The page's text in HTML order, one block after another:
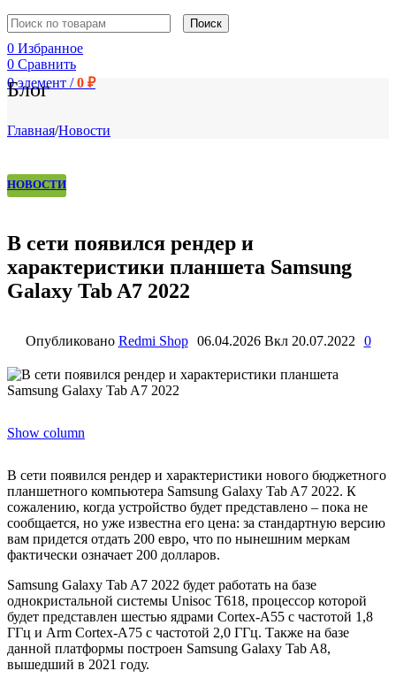
Поиск
0 Избранное
0 Сравнить
0элемент / 0 ₽
Блог
Главная/Новости
НОВОСТИ
В сети появился рендер и
характеристики планшета Samsung
Galaxy Tab A7 2022
Опубликовано Redmi Shop 06.04.2026 Вкл 20.07.2022 0
Show column
В сети появился рендер и характеристики нового бюджетного
планшетного компьютера Samsung Galaxy Tab A7 2022. К
сожалению, когда устройство будет представлено – пока не
сообщается, но уже известна его цена: за стандартную версию
вам придется отдать 200 евро, что по нынешним меркам
фактически означает 200 долларов.
Samsung Galaxy Tab A7 2022 будет работать на базе
однокристальной системы Unisoc T618, процессор которой
будет представлен шестью ядрами Cortex-A55 с частотой 1,8
ГГц и Arm Cortex-A75 с частотой 2,0 ГГц. Также на базе
данной платформы построен Samsung Galaxy Tab A8,
вышедший в 2021 году.